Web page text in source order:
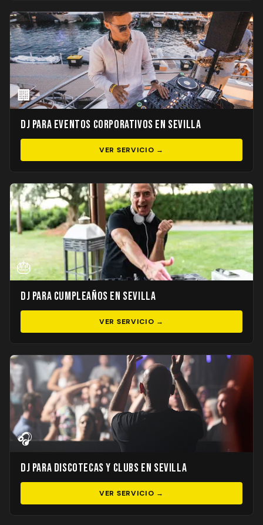
🏢
DJ para Eventos Corporativos en Sevilla
VER SERVICIO →
🎂
DJ para Cumpleaños en Sevilla
VER SERVICIO →
🎧
DJ para Discotecas y Clubs en Sevilla
VER SERVICIO →